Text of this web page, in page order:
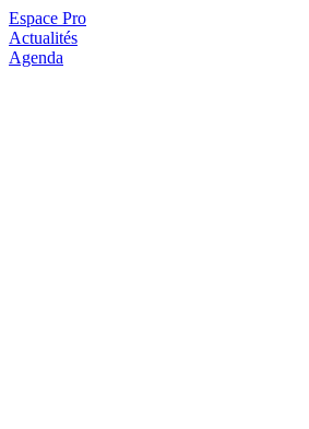
Espace Pro
Actualités
Agenda